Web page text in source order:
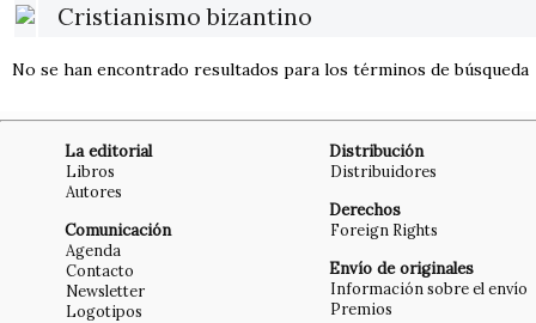
Cristianismo bizantino
No se han encontrado resultados para los términos de búsqueda
La editorial
Libros
Autores
Comunicación
Agenda
Contacto
Newsletter
Logotipos
Distribución
Distribuidores
Derechos
Foreign Rights
Envío de originales
Información sobre el envío
Premios